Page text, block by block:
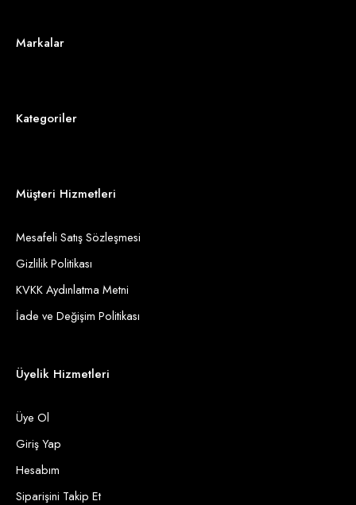
Markalar
Kategoriler
Müşteri Hizmetleri
Mesafeli Satış Sözleşmesi
Gizlilik Politikası
KVKK Aydınlatma Metni
İade ve Değişim Politikası
Üyelik Hizmetleri
Üye Ol
Giriş Yap
Hesabım
Siparişini Takip Et